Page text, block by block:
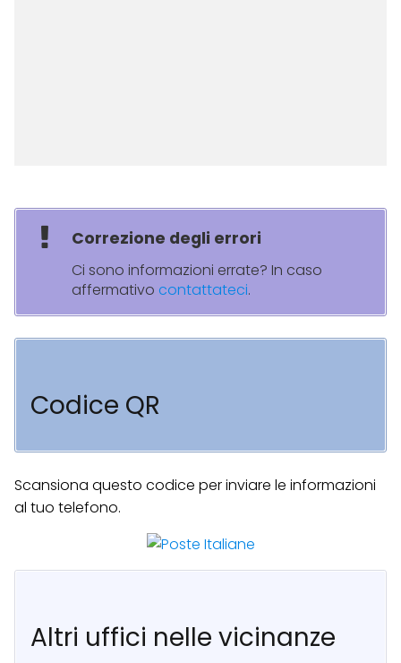
Correzione degli errori
Ci sono informazioni errate? In caso
affermativo contattateci.
Codice QR
Scansiona questo codice per inviare le informazioni
al tuo telefono.
Altri uffici nelle vicinanze